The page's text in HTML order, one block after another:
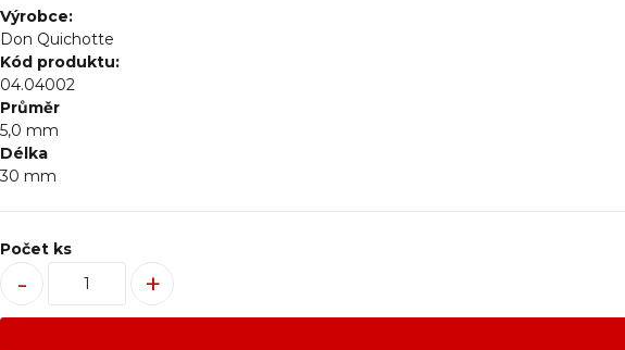
Výrobce:
Don Quichotte
Kód produktu:
04.04002
Průměr
5,0 mm
Délka
30 mm
Počet ks
+
-